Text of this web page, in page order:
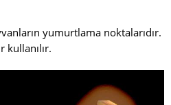
yumurtlama noktalarıdır.
kullanılır.